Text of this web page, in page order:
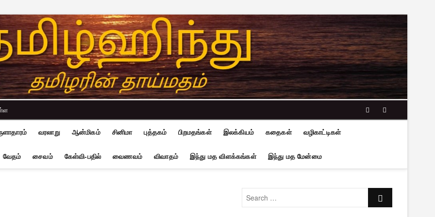
facebooktwitter
வரலாறு ஆன்மிகம் சினிமா புத்தகம் பிறமதங்கள் இலக்கியம் கதைகள் வழிகாட்டிகள்
வேதம் சைவம் கேள்வி-பதில் வைணவம் விவாதம் இந்து மத விளக்கங்கள் இந்து மத மேன்மை